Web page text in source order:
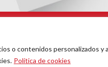
o contenidos personalizados
Política de cookies
| Camino Coladeros, 2 - BJ, Alba de
| Política de privacidad para